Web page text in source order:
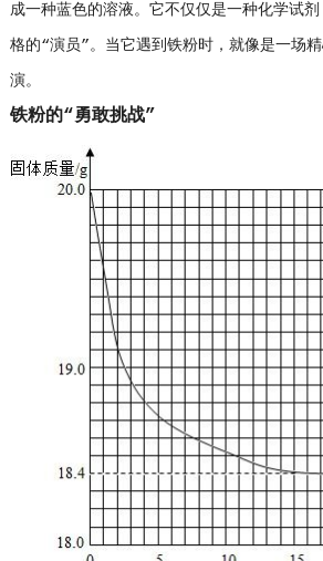
成一种蓝色的溶液。它不仅仅是一种化学试
格的“演员”。当它遇到铁粉时，就像是一场
演。
铁粉的“勇敢挑战”